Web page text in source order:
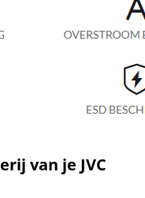
van je JVC